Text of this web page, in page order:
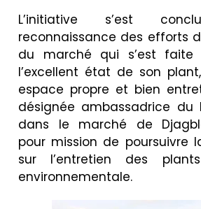
L’initiative s’est
reconnaissance des efforts
du marché qui s’est faite
l’excellent état de son
espace propre et bien
désignée ambassadrice du
dans le marché de
pour mission de poursuivre
sur l’entretien des
environnementale.